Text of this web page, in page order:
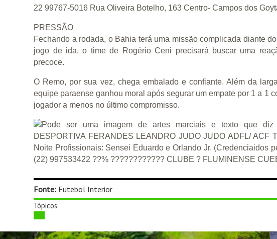
PRESSÃO
Fechando a rodada, o Bahia terá uma missão complicada diante
jogo de ida, o time de Rogério Ceni precisará buscar uma
precoce.
O Remo, por sua vez, chega embalado e confiante. Além da
equipe paraense ganhou moral após segurar um empate por 1 a 1
jogador a menos no último compromisso.
Fonte: Futebol Interior
Tópicos